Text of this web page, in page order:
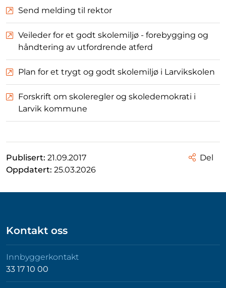
Send melding til rektor
Veileder for et godt skolemiljø - forebygging og
håndtering av utfordrende atferd
Plan for et trygt og godt skolemiljø i Larvikskolen
Forskrift om skoleregler og skoledemokrati i
Larvik kommune
Publisert: 21.09.2017
Oppdatert: 25.03.2026
Del
Kontakt oss
Innbyggerkontakt
33 17 10 00